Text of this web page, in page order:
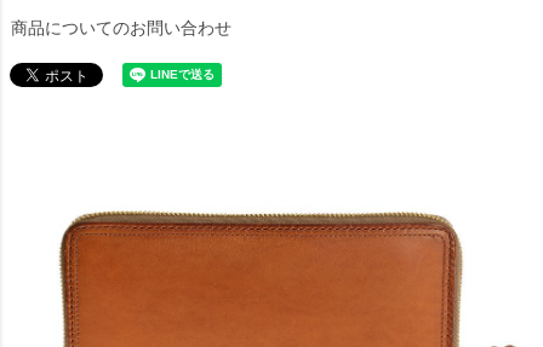
商品についてのお問い合わせ